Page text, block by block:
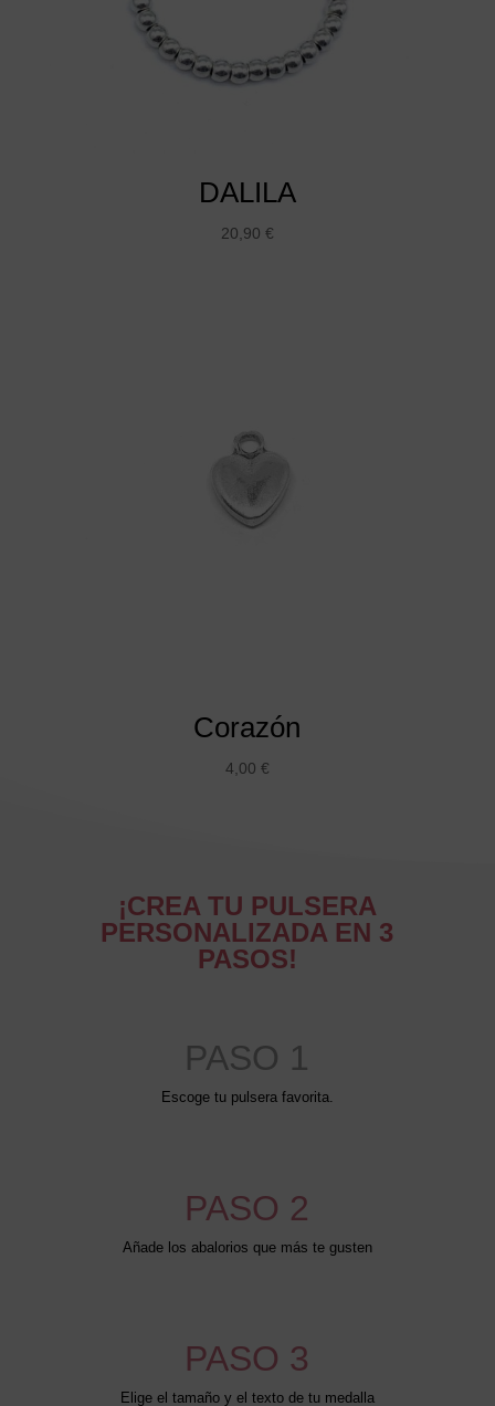
DALILA
20,90 €
Corazón
4,00 €
¡CREA TU PULSERA
PERSONALIZADA EN 3
PASOS!
PASO 1
Escoge tu pulsera favorita.
PASO 2
Añade los abalorios que más te gusten
PASO 3
Elige el tamaño y el texto de tu medalla